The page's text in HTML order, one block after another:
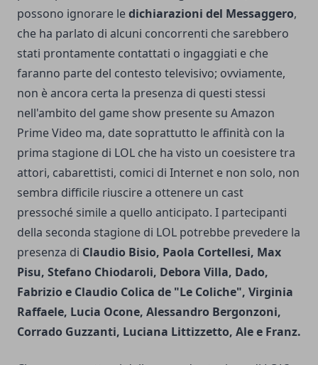
possono ignorare ledichiarazioni del Messaggero,
che ha parlato di alcuni concorrenti che sarebbero
stati prontamente contattati o ingaggiati e che
faranno parte del contesto televisivo; ovviamente,
non è ancora certa la presenza di questi stessi
nell'ambito del game show presente su Amazon
Prime Video ma, date soprattutto le affinità con la
prima stagione di LOL che ha visto un coesistere tra
attori, cabarettisti, comici di Internet e non solo, non
sembra difficile riuscire a ottenere un cast
pressoché simile a quello anticipato. I partecipanti
della seconda stagione di LOL potrebbe prevedere la
presenza di Claudio Bisio, Paola Cortellesi, Max
Pisu, Stefano Chiodaroli, Debora Villa, Dado,
Fabrizio e Claudio Colica de "Le Coliche", Virginia
Raffaele, Lucia Ocone, Alessandro Bergonzoni,
Corrado Guzzanti, Luciana Littizzetto, Ale e Franz.